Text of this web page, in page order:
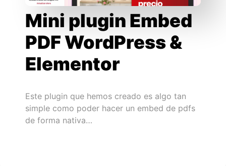
Mini plugin Embed
PDF WordPress &
Elementor
Este plugin que hemos creado es algo tan
simple como poder hacer un embed de pdfs
de forma nativa…